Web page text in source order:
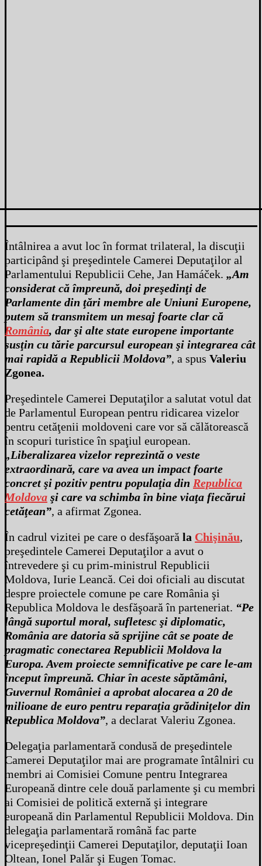
Întâlnirea a avut loc în format trilateral, la discuţii
participând şi preşedintele Camerei Deputaţilor al
Parlamentului Republicii Cehe, Jan Hamáček. „Am
considerat că împreună, doi preşedinţi de
Parlamente din ţări membre ale Uniuni Europene,
putem să transmitem un mesaj foarte clar că
România, dar şi alte state europene importante
susţin cu tărie parcursul european şi integrarea cât
mai rapidă a Republicii Moldova”, a spus Valeriu
Zgonea.
Preşedintele Camerei Deputaţilor a salutat votul dat
de Parlamentul European pentru ridicarea vizelor
pentru cetăţenii moldoveni care vor să călătorească
în scopuri turistice în spaţiul european.
„Liberalizarea vizelor reprezintă o veste
extraordinară, care va avea un impact foarte
concret şi pozitiv pentru populaţia din Republica
Moldova şi care va schimba în bine viaţa fiecărui
cetăţean”, a afirmat Zgonea.
În cadrul vizitei pe care o desfăşoară la Chişinău,
preşedintele Camerei Deputaţilor a avut o
întrevedere şi cu prim-ministrul Republicii
Moldova, Iurie Leancă. Cei doi oficiali au discutat
despre proiectele comune pe care România şi
Republica Moldova le desfăşoară în parteneriat. “Pe
lângă suportul moral, sufletesc şi diplomatic,
România are datoria să sprijine cât se poate de
pragmatic conectarea Republicii Moldova la
Europa. Avem proiecte semnificative pe care le-am
început împreună. Chiar în aceste săptămâni,
Guvernul României a aprobat alocarea a 20 de
milioane de euro pentru reparaţia grădiniţelor din
Republica Moldova”, a declarat Valeriu Zgonea.
Delegaţia parlamentară condusă de preşedintele
Camerei Deputaţilor mai are programate întâlniri cu
membri ai Comisiei Comune pentru Integrarea
Europeană dintre cele două parlamente şi cu membri
ai Comisiei de politică externă şi integrare
europeană din Parlamentul Republicii Moldova. Din
delegaţia parlamentară română fac parte
vicepreşedinţii Camerei Deputaţilor, deputaţii Ioan
Oltean, Ionel Palăr şi Eugen Tomac.